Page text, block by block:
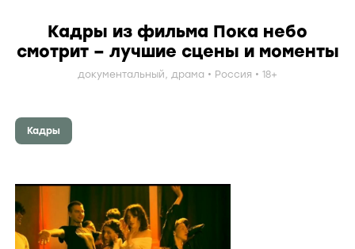
Кадры из фильма Пока небо
смотрит – лучшие сцены и моменты
документальный, драма Россия 18+
Кадры